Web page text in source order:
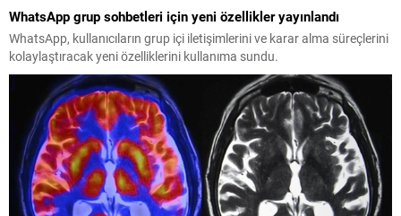
WhatsApp grup sohbetleri için yeni özellikler yayınlandı
WhatsApp, kullanıcıların grup içi iletişimlerini ve karar alma süreçlerini
kolaylaştıracak yeni özelliklerini kullanıma sundu.